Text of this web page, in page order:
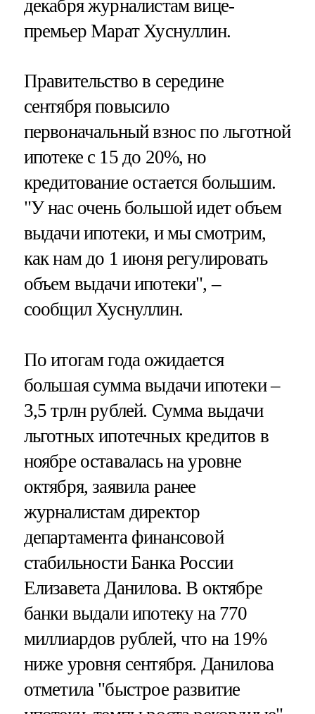
декабря журналистам вице-
премьер Марат Хуснуллин.
Правительство в середине
сентября повысило
первоначальный взнос по льготной
ипотеке с 15 до 20%, но
кредитование остается большим.
"У нас очень большой идет объем
выдачи ипотеки, и мы смотрим,
как нам до 1 июня регулировать
объем выдачи ипотеки", –
сообщил Хуснуллин.
По итогам года ожидается
большая сумма выдачи ипотеки –
3,5 трлн рублей. Сумма выдачи
льготных ипотечных кредитов в
ноябре оставалась на уровне
октября, заявила ранее
журналистам директор
департамента финансовой
стабильности Банка России
Елизавета Данилова. В октябре
банки выдали ипотеку на 770
миллиардов рублей, что на 19%
ниже уровня сентября. Данилова
отметила "быстрое развитие